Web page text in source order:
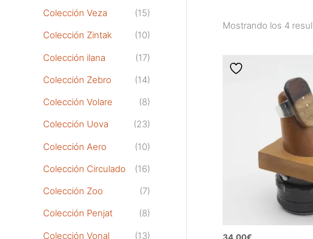
Colección Veza
(15)
Colección Zintak
(10)
Colección ilana
(17)
Colección Zebro
(14)
Colección Volare
(8)
Colección Uova
(23)
Colección Aero
(10)
Colección Circulado
(16)
Colección Zoo
(7)
Colección Penjat
(8)
Colección Vonal
(13)
Mostrando los 4